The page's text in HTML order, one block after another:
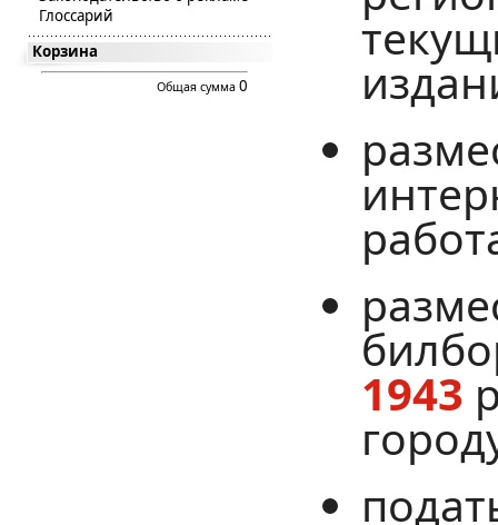
Глоссарий
Корзина
Общая сумма 0
1943